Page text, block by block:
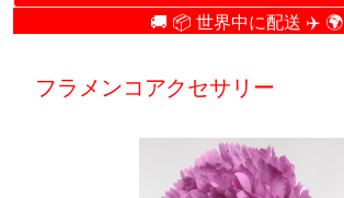
🚚 📦 世界中に配送 ✈️ 🌍
フラメンコアクセサリー